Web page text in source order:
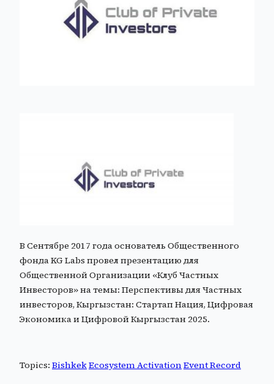
В Сентябре 2017 года основатель Общественного
фонда KG Labs провел презентацию для
Общественной Организации «Клуб Частных
Инвесторов» на темы: Перспективы для Частных
инвесторов, Кыргызстан: Стартап Нация, Цифровая
Экономика и Цифровой Кыргызстан 2025.
Topics: BishkekEcosystem ActivationEvent Record